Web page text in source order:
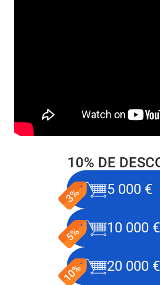
10% DE
5 000 €
10 000 €
20 000 €